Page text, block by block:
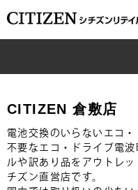
CONCEPT
BUSINESS
CITIZEN 倉敷店
電池交換のいらないエコ
不要なエコ・ドライブ電
ルや訳あり品をアウトレ
チズン直営店です。